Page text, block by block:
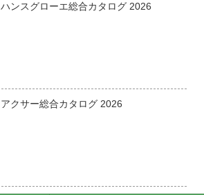
ハンスグローエ総合カタログ 2026
アクサー総合カタログ 2026